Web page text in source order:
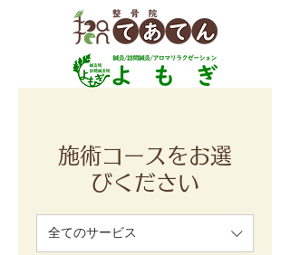
施術コースをお選
びください
全てのサービス